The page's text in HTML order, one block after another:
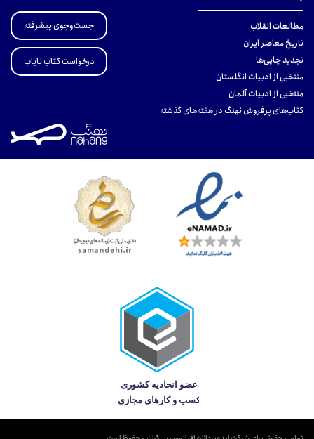
مطالعات انقلاب
تاریخ معاصر ایران
تجدید چاپی‌ها
منتخبی از ادبیات انگلستان
منتخبی از ادبیات آلمان
کتاب‌های پرفروش نهنگ در هفته‌های گذشته
جست‌وجوی پیشرفته
درخواست کتاب نایاب